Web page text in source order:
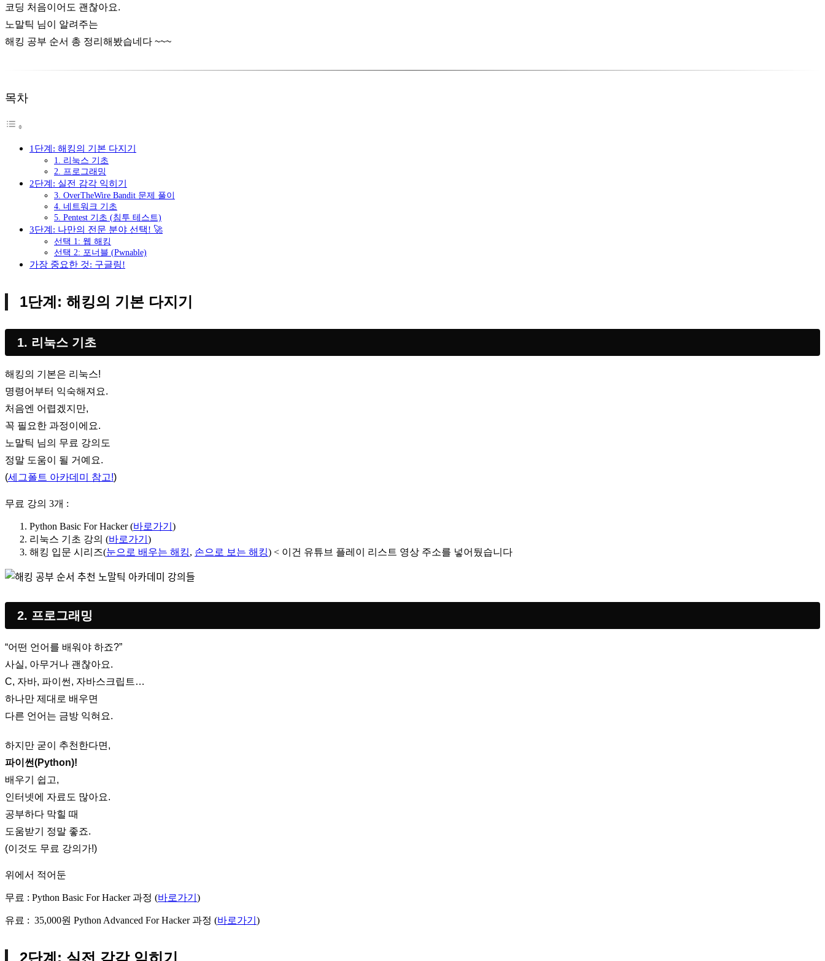
코딩 처음이어도 괜찮아요.
노말틱 님이 알려주는
해킹 공부 순서 총 정리해봤습네다 ~~~
목차
1단계: 해킹의 기본 다지기
1. 리눅스 기초
2. 프로그래밍
2단계: 실전 감각 익히기
3. OverTheWire Bandit 문제 풀이
4. 네트워크 기초
5. Pentest 기초 (침투 테스트)
3단계: 나만의 전문 분야 선택! 🚀
선택 1: 웹 해킹
선택 2: 포너블 (Pwnable)
가장 중요한 것: 구글링!
1단계: 해킹의 기본 다지기
1. 리눅스 기초
해킹의 기본은 리눅스!
명령어부터 익숙해져요.
처음엔 어렵겠지만,
꼭 필요한 과정이에요.
노말틱 님의 무료 강의도
정말 도움이 될 거예요.
(세그폴트 아카데미 참고!)
무료 강의 3개 :
Python Basic For Hacker (바로가기 )
리눅스 기초 강의 (바로가기 )
해킹 입문 시리즈(눈으로 배우는 해킹, 손으로 보는 해킹) < 이건 유튜브 플레이 리스트 영상 주소를 넣어뒀습니다
2. 프로그래밍
“어떤 언어를 배워야 하죠?”
사실, 아무거나 괜찮아요.
C, 자바, 파이썬, 자바스크립트…
하나만 제대로 배우면
다른 언어는 금방 익혀요.
하지만 굳이 추천한다면,
파이썬(Python)!
배우기 쉽고,
인터넷에 자료도 많아요.
공부하다 막힐 때
도움받기 정말 좋죠.
(이것도 무료 강의가!)
위에서 적어둔
무료 : Python Basic For Hacker 과정 (바로가기 )
유료 : 35,000원 Python Advanced For Hacker 과정 (바로가기 )
2단계: 실전 감각 익히기